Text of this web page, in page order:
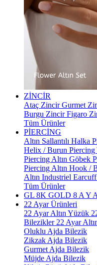
ZİNCİR
Ataç ZincirGurmet
Burgu ZincirFigaro
Tüm Ürünler
PİERCİNG
Altın Sallantılı Halka
Helix / Burun Piercing
Piercing Altın Göbek
Piercing Altın Hook /
Altın Industriel Earcuff
Tüm Ürünler
GL 8K GOLD 8 A Y
22 Ayar Ürünleri
22 Ayar Altın Yüzük
Bilezikler 22 Ayar
Oluklu Ajda Bilezik
Zikzak Ajda Bilezik
Gurmet Ajda Bilezik
Müjde Ajda Bilezik